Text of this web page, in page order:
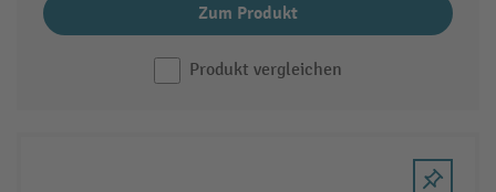
Zum Produkt
Produkt vergleichen